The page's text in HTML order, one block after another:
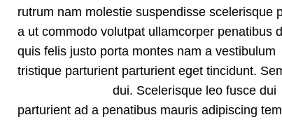
rutrum nam molestie suspendisse scelerisque
a ut commodo volutpat ullamcorper penatibus
quis felis justo porta montes nam a vestibulum
tristique parturient parturient eget tincidunt.
dui. Scelerisque leo fusce dui
parturient ad a penatibus mauris adipiscing